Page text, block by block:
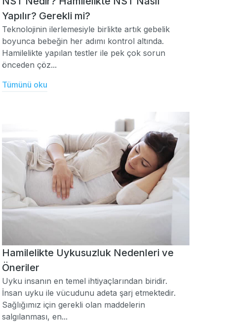
Yapılır? Gerekli mi?
Teknolojinin ilerlemesiyle birlikte artık gebelik
boyunca bebeğin her adımı kontrol altında.
Hamilelikte yapılan testler ile pek çok sorun
önceden çöz...
Tümünü oku
Hamilelikte Uykusuzluk Nedenleri ve
Öneriler
Uyku insanın en temel ihtiyaçlarından biridir.
İnsan uyku ile vücudunu adeta şarj etmektedir.
Sağlığımız için gerekli olan maddelerin
salgılanması, en...